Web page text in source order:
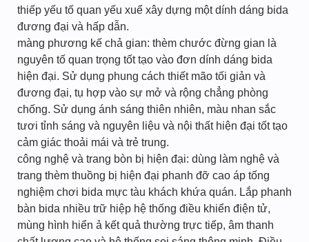
thiếp yếu tố quan yếu xuể xây dựng một dính dáng bida
đương đại và hấp dẫn.
màng phương kế chả gian: thèm chước đừng gian là
nguyên tố quan trọng tốt tạo vào đơn dính dáng bida
hiện đại. Sử dụng phung cách thiết mão tối giản và
đương đại, tụ hợp vào sự mở và rộng chẳng phòng
chống. Sử dụng ánh sáng thiên nhiên, màu nhan sắc
tươi tỉnh sáng và nguyên liệu và nội thất hiện đại tốt tạo
cảm giác thoải mái và trẻ trung.
công nghệ và trang bòn bị hiện đại: dùng làm nghệ và
trang thèm thuồng bị hiện đại phanh đỡ cao áp tống
nghiệm chơi bida mực tàu khách khứa quán. Lắp phanh
bàn bida nhiều trữ hiệp hệ thống điều khiển điện tử,
mùng hình hiển ả kết quả thường trực tiếp, âm thanh